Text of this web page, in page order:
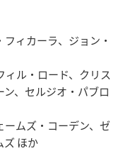
ィカーラ、ジョン・
ル・ロード、クリス
、セルジオ・パブロ
ムズ・コーデン、ゼ
ズ ほか